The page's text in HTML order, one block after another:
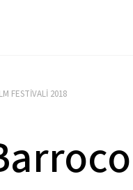
FESTİVALİ 2018